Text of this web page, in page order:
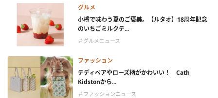
グルメ
小樽で味わう夏のご褒美。【ルタオ】18周年記念
のいちごミルクテ...
＃グルメニュース
ファッション
テディベアやローズ柄がかわいい！ Cath
Kidstonから...
＃ファッションニュース